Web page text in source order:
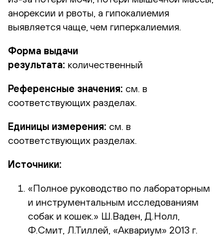
анорексии и рвоты, а гипокалиемия
выявляется чаще, чем гиперкалиемия.
Форма выдачи
результата: количественный
Референсные значения: см. в
соответствующих разделах.
Единицы измерения: см. в
соответствующих разделах.
Источники:
«Полное руководство по лабораторным
и инструментальным исследованиям
собак и кошек.» Ш.Ваден, Д.Нолл,
Ф.Смит, Л.Тиллей, «Аквариум» 2013 г.